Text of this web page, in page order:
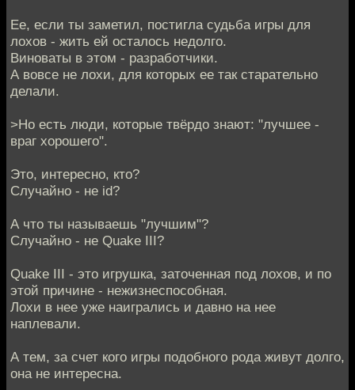
Ее, если ты заметил, постигла судьба игры для
лохов - жить ей осталось недолго.
Виноваты в этом - разработчики.
А вовсе не лохи, для которых ее так старательно
делали.
>Но есть люди, которые твёрдо знают: "лучшее -
враг хорошего".
Это, интересно, кто?
Случайно - не id?
А что ты называешь "лучшим"?
Случайно - не Quake III?
Quake III - это игрушка, заточенная под лохов, и по
этой причине - нежизнеспособная.
Лохи в нее уже наигрались и давно на нее
наплевали.
А тем, за счет кого игры подобного рода живут долго,
она не интересна.